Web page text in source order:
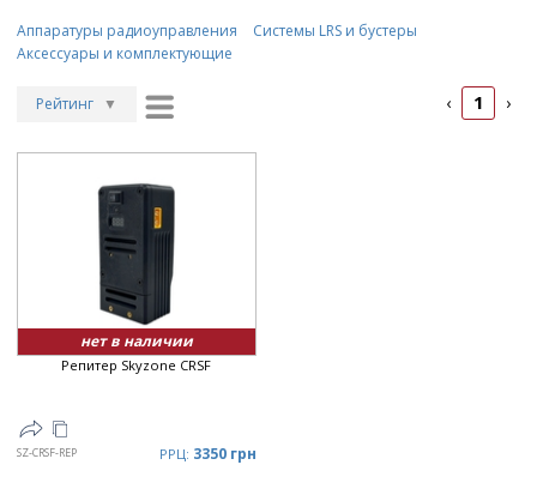
Аппаратуры радиоуправления
Системы LRS и бустеры
Аксессуары и комплектующие
Рейтинг ▼
▲
‹ 1 ›
нет в наличии
Репитер Skyzone CRSF
SZ-CRSF-REP РРЦ: 3350 грн